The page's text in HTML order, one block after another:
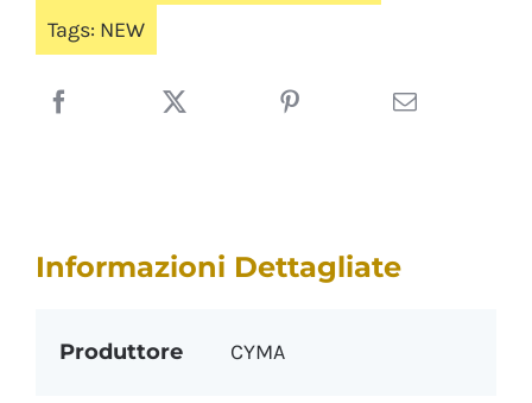
Tags: NEW
Informazioni Dettagliate
Produttore CYMA